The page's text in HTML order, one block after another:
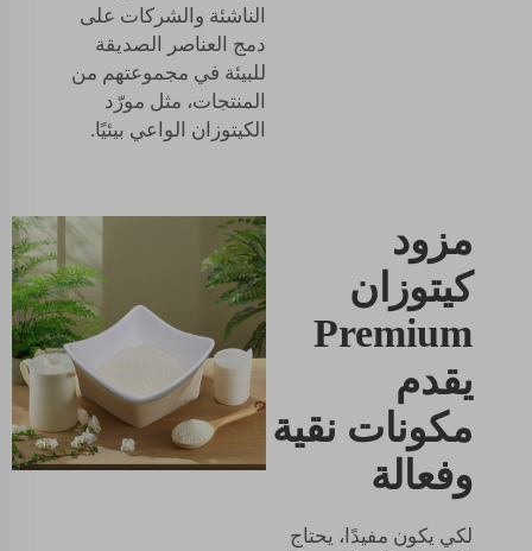
الناشئة والشركات على
دمج العناصر الصديقة
للبيئة في مجموعتهم من
المنتجات، مثل مورّد
الكيتوزان الواعي بيئيًا.
مزود
كيتوزان
Premium
يقدم
مكونات نقية
وفعالة
لكي يكون مفيدًا، يحتاج